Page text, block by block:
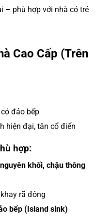
– phù hợp với nhà có trẻ
Cao Cấp (Trên
đảo bếp
hiện đại, tân cổ điển
hợp:
khối, chậu thông
rã đông
bếp (Island sink)